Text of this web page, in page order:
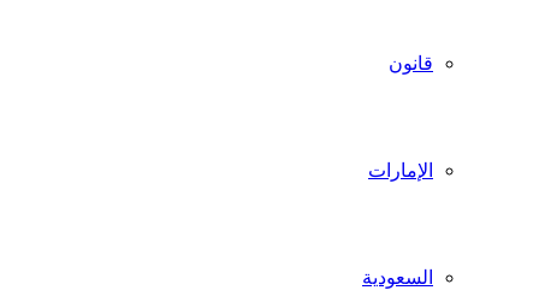
قانون
الإمارات
السعودية